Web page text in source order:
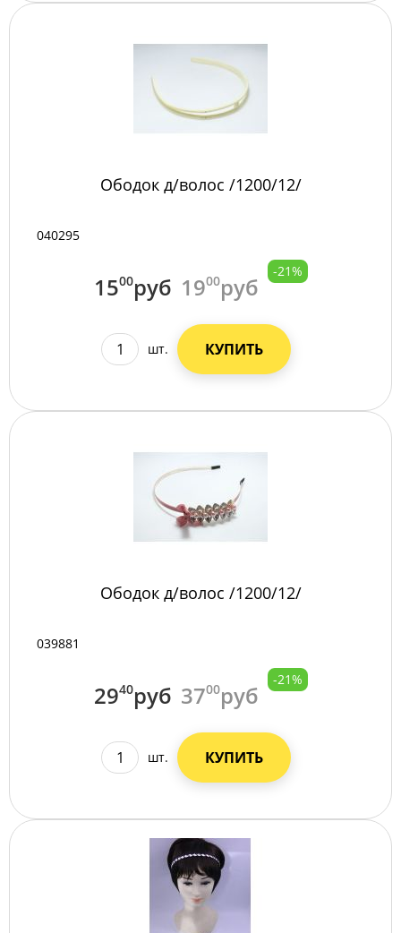
Ободок д/волос /1200/12/
040295
1500руб 1900руб
-21%
шт. КУПИТЬ
Ободок д/волос /1200/12/
039881
2940руб 3700руб
-21%
шт. КУПИТЬ